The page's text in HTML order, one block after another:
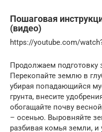
Пошаговая
(видео)
https://youtube.com/
Продолжаем подготовку
Перекопайте землю в
убирая попадающийся
грунта, внесите
обогащайте почву
– осенью. Выровняйте
разбивая комья земли, и